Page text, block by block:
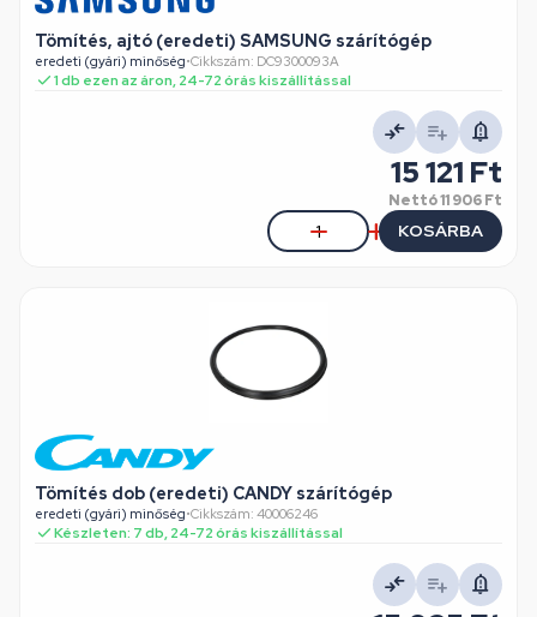
Tömítés, ajtó (eredeti) SAMSUNG szárítógép
eredeti (gyári) minőség•Cikkszám: DC9300093A
1 db ezen az áron, 24-72 órás kiszállítással
15 121 Ft
Nettó11 906 Ft
KOSÁRBA
Tömítés dob (eredeti) CANDY szárítógép
eredeti (gyári) minőség•Cikkszám: 40006246
Készleten: 7 db, 24-72 órás kiszállítással